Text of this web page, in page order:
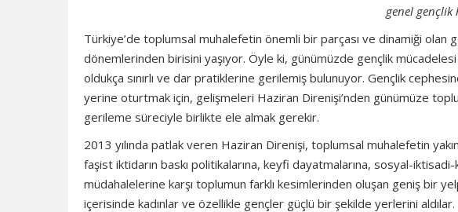
genel
Türkiye’de toplumsal muhalefetin önemli bir parçası ve dinamiği olan
dönemlerinden birisini yaşıyor. Öyle ki, günümüzde gençlik
oldukça sınırlı ve dar pratiklerine gerilemiş bulunuyor. Gençlik
yerine oturtmak için, gelişmeleri Haziran Direnişi’nden günümüze
gerileme süreciyle birlikte ele almak gerekir.
2013 yılında patlak veren Haziran Direnişi, toplumsal muhalefetin
faşist iktidarın baskı politikalarına, keyfi dayatmalarına, sosyal-iktisadi-
müdahalelerine karşı toplumun farklı kesimlerinden oluşan geniş bir
içerisinde kadınlar ve özellikle gençler güçlü bir şekilde yerlerini aldılar.